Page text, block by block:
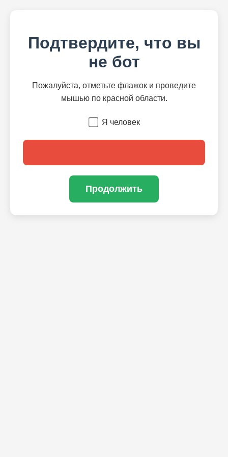
Подтвердите, что вы
не бот
Пожалуйста, отметьте флажок и проведите
мышью по красной области.
Я человек
Продолжить